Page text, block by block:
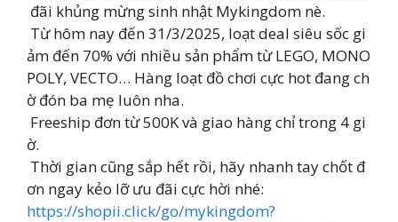
đãi khủng mừng sinh nhật Mykingdom nè.
Từ hôm nay đến 31/3/2025, loạt deal siêu sốc gi
ảm đến 70% với nhiều sản phẩm từ LEGO, MONO
POLY, VECTO… Hàng loạt đồ chơi cực hot đang ch
ờ đón ba mẹ luôn nha.
Freeship đơn từ 500K và giao hàng chỉ trong 4 gi
ờ.
Thời gian cũng sắp hết rồi, hãy nhanh tay chốt đ
ơn ngay kẻo lỡ ưu đãi cực hời nhé:
https://shopii.click/go/mykingdom?